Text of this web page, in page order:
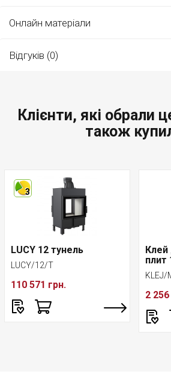
Онлайн матеріали
Відгуків (0)
Клієнти, які обрали
також
3
LUCY 12 тунель
LUCY/12/T
110 571 грн.
Клей
плит
KLEJ/
2